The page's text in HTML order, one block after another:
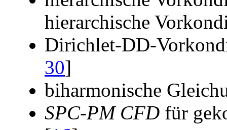
hierarchische
Dirichlet-DD-
30]
biharmonische
SPC-PM CFD für